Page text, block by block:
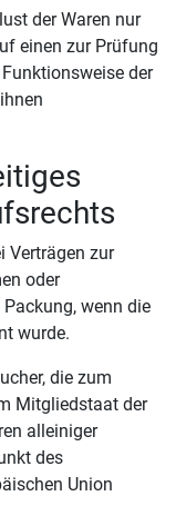
der Waren nur
einen zur Prüfung
der
Verträgen zur
oder
wenn die
wurde.
die zum
Mitgliedstaat der
alleiniger
des
Union